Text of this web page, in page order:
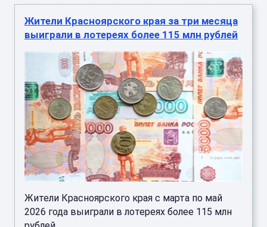
Жители Красноярского края за три месяца
выиграли в лотереях более 115 млн рублей
Жители Красноярского края с марта по май
2026 года выиграли в лотереях более 115 млн